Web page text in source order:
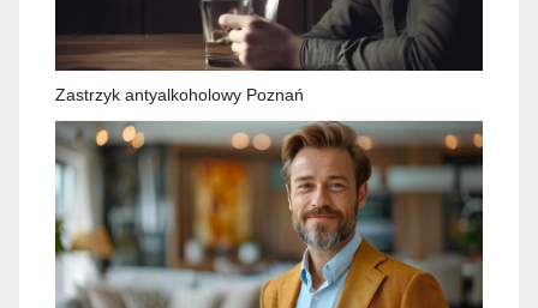
Zastrzyk antyalkoholowy Poznań